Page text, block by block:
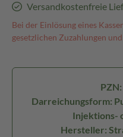
Versandkostenfreie
Bei der Einlösung eines
gesetzlichen Zuzahlungen
Darreichungsform:
Injektions-
Hersteller: